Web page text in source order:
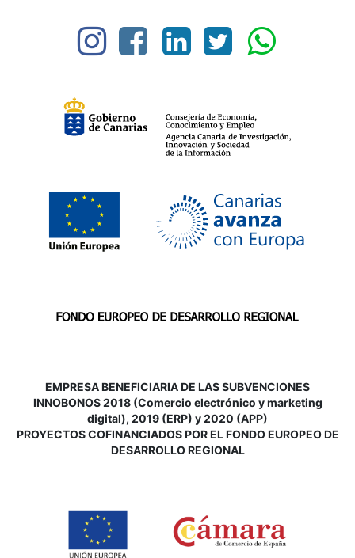
EMPRESA BENEFICIARIA DE LAS SUBVENCIONES
INNOBONOS 2018 (Comercio electrónico y marketing
digital), 2019 (ERP) y 2020 (APP)
PROYECTOS COFINANCIADOS POR EL FONDO EUROPEO DE
DESARROLLO REGIONAL